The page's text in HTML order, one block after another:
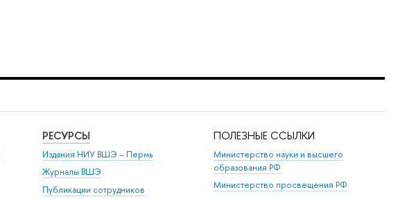
РЕСУРСЫ
Издания НИУ ВШЭ ­– Пермь
Журналы ВШЭ
Публикации сотрудников
ПОЛЕЗНЫЕ ССЫЛКИ
Министерство науки и высшего
образования РФ
Министерство просвещения РФ